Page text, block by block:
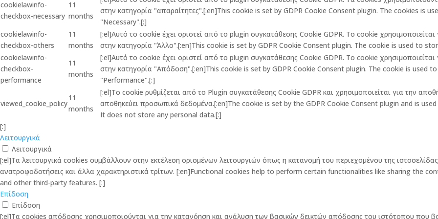
cookielawinfo-
checkbox-necessary
11
months
στην κατηγορία "απαραίτητες".[:en]This cookie is set by GDPR Cookie Consent plugin. The cookies
"Necessary".[:]
cookielawinfo-
checkbox-others
11
months
[:el]Αυτό το cookie έχει οριστεί από το plugin συγκατάθεσης Cookie GDPR. Το cookie
στην κατηγορία "Άλλο".[:en]This cookie is set by GDPR Cookie Consent plugin. The cookie is used to
cookielawinfo-
checkbox-
performance
11
months
[:el]Αυτό το cookie έχει οριστεί από το plugin συγκατάθεσης Cookie GDPR. Το cookie
στην κατηγορία "Απόδοση".[:en]This cookie is set by GDPR Cookie Consent plugin. The cookie is
"Performance".[:]
viewed_cookie_policy
11
months
[:el]Το cookie ρυθμίζεται από το Plugin συγκατάθεσης Cookie GDPR και χρησιμοποιείται για την
αποθηκεύει προσωπικά δεδομένα.[:en]The cookie is set by the GDPR Cookie Consent plugin and is
It does not store any personal data.[:]
[:]
Λειτουργικά
Λειτουργικά
[:el]Τα λειτουργικά cookies συμβάλλουν στην εκτέλεση ορισμένων λειτουργιών όπως η κατανομή του περιεχομένου της
ανατροφοδοτήσεις και άλλα χαρακτηριστικά τρίτων. [:en]Functional cookies help to perform certain functionalities like sharing the
and other third-party features. [:]
Επίδοση
Επίδοση
[:el]Τα cookies απόδοσης χρησιμοποιούνται για την κατανόηση και ανάλυση των βασικών δεικτών απόδοσης του ιστότοπου που